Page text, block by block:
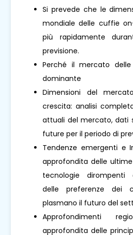
Si prevede che le
mondiale delle cuffie
più rapidamente
previsione.
Perché il mercato
dominante
Dimensioni del
crescita: analisi
attuali del mercato, dati
future per il periodo di
Tendenze emergenti e
approfondita delle
tecnologie dirompenti
delle preferenze dei
plasmano il futuro del
Approfondimenti
approfondita delle